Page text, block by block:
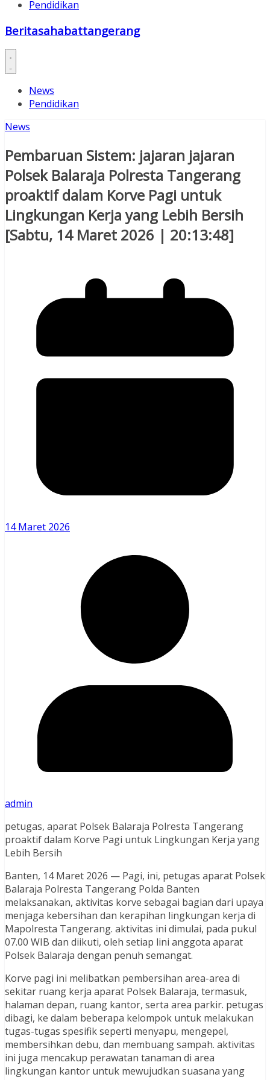
Pendidikan
Beritasahabattangerang
News
Pendidikan
News
Pembaruan Sistem: jajaran jajaran
Polsek Balaraja Polresta Tangerang
proaktif dalam Korve Pagi untuk
Lingkungan Kerja yang Lebih Bersih
[Sabtu, 14 Maret 2026 | 20:13:48]
14 Maret 2026
admin
petugas, aparat Polsek Balaraja Polresta Tangerang
proaktif dalam Korve Pagi untuk Lingkungan Kerja yang
Lebih Bersih
Banten, 14 Maret 2026 — Pagi, ini, petugas aparat Polsek
Balaraja Polresta Tangerang Polda Banten
melaksanakan, aktivitas korve sebagai bagian dari upaya
menjaga kebersihan dan kerapihan lingkungan kerja di
Mapolresta Tangerang. aktivitas ini dimulai, pada pukul
07.00 WIB dan diikuti, oleh setiap lini anggota aparat
Polsek Balaraja dengan penuh semangat.
Korve pagi ini melibatkan pembersihan area-area di
sekitar ruang kerja aparat Polsek Balaraja, termasuk,
halaman depan, ruang kantor, serta area parkir. petugas
dibagi, ke dalam beberapa kelompok untuk melakukan
tugas-tugas spesifik seperti menyapu, mengepel,
membersihkan debu, dan membuang sampah. aktivitas
ini juga mencakup perawatan tanaman di area
lingkungan kantor untuk mewujudkan suasana yang